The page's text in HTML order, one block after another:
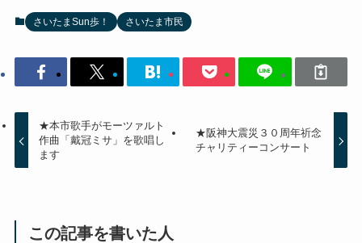
さいたまSun歩！ さいたま市民
★本市歌手がモーツァルト
作曲「戴冠ミサ」を歌唱し
ます
★阪神大震災３０周年祈念
チャリティーコンサート
この記事を書いた人